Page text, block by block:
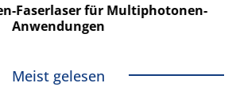
Faserlaser für Multiphotonen-
Anwendungen
Meist gelesen